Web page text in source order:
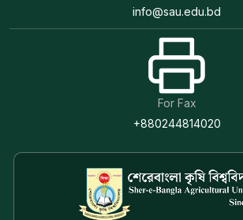
info@sau.edu.bd
For Fax
+880244814020